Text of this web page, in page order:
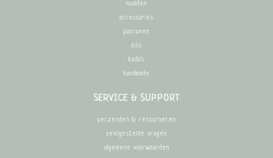
naalden
accessories
patronen
kits
kado's
handmade
SERVICE & SUPPORT
verzenden & retourneren
veelgestelde vragen
algemene voorwaarden